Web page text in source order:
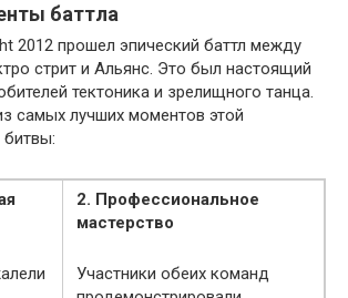
баттла
2012 прошел эпический баттл между
стрит и Альянс. Это был настоящий
тектоника и зрелищного танца.
самых лучших моментов этой
2. Профессиональное
мастерство
Участники обеих команд